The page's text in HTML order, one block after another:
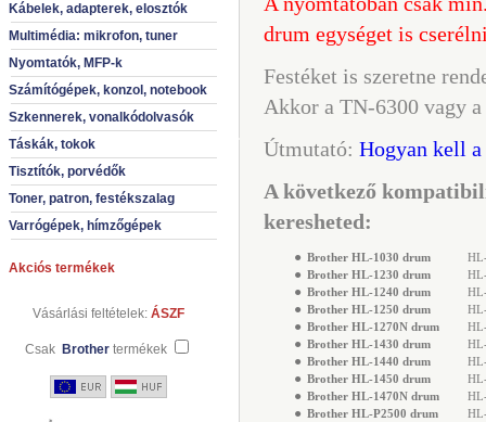
Kábelek, adapterek, elosztók
Multimédia: mikrofon, tuner
Nyomtatók, MFP-k
Számítógépek, konzol, notebook
Szkennerek, vonalkódolvasók
Táskák, tokok
Tisztítók, porvédők
Toner, patron, festékszalag
Varrógépek, hímzőgépek
Akciós termékek
Vásárlási feltételek: ÁSZF
Csak Brother termékek
drum egységet is
Festéket is szeretne
Akkor a TN-6300 vagy
Útmutató: Hogyan kell
A következő
keresheted:
● Brother HL-1030 drum
● Brother HL-1230 drum
● Brother HL-1240 drum
● Brother HL-1250 drum
● Brother HL-1270N drum
● Brother HL-1430 drum
● Brother HL-1440 drum
● Brother HL-1450 drum
● Brother HL-1470N drum
● Brother HL-P2500 drum